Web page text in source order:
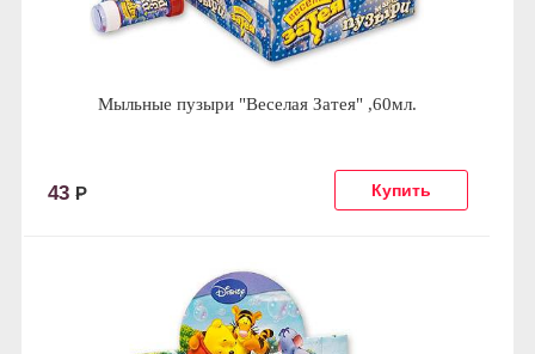
Мыльные пузыри "Веселая Затея" ,60мл.
43 Р